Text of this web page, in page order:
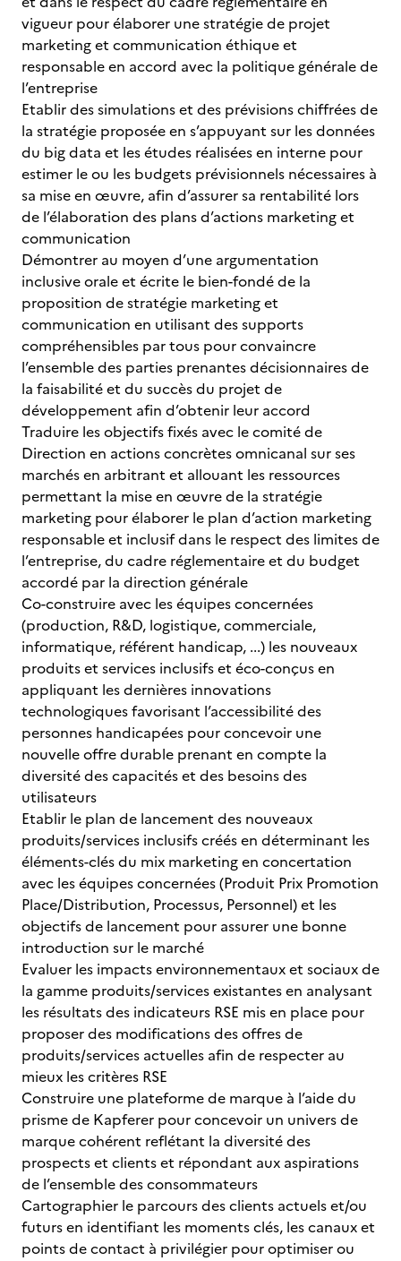
vigueur pour élaborer une stratégie de projet
marketing et communication éthique et
responsable en accord avec la politique générale de
l’entreprise
Etablir des simulations et des prévisions chiffrées de
la stratégie proposée en s’appuyant sur les données
du big data et les études réalisées en interne pour
estimer le ou les budgets prévisionnels nécessaires à
sa mise en œuvre, afin d’assurer sa rentabilité lors
de l’élaboration des plans d’actions marketing et
communication
Démontrer au moyen d’une argumentation
inclusive orale et écrite le bien-fondé de la
proposition de stratégie marketing et
communication en utilisant des supports
compréhensibles par tous pour convaincre
l’ensemble des parties prenantes décisionnaires de
la faisabilité et du succès du projet de
développement afin d’obtenir leur accord
Traduire les objectifs fixés avec le comité de
Direction en actions concrètes omnicanal sur ses
marchés en arbitrant et allouant les ressources
permettant la mise en œuvre de la stratégie
marketing pour élaborer le plan d’action marketing
responsable et inclusif dans le respect des limites de
l’entreprise, du cadre réglementaire et du budget
accordé par la direction générale
Co-construire avec les équipes concernées
(production, R&D, logistique, commerciale,
informatique, référent handicap, ...) les nouveaux
produits et services inclusifs et éco-conçus en
appliquant les dernières innovations
technologiques favorisant l’accessibilité des
personnes handicapées pour concevoir une
nouvelle offre durable prenant en compte la
diversité des capacités et des besoins des
utilisateurs
Etablir le plan de lancement des nouveaux
produits/services inclusifs créés en déterminant les
éléments-clés du mix marketing en concertation
avec les équipes concernées (Produit Prix Promotion
Place/Distribution, Processus, Personnel) et les
objectifs de lancement pour assurer une bonne
introduction sur le marché
Evaluer les impacts environnementaux et sociaux de
la gamme produits/services existantes en analysant
les résultats des indicateurs RSE mis en place pour
proposer des modifications des offres de
produits/services actuelles afin de respecter au
mieux les critères RSE
Construire une plateforme de marque à l’aide du
prisme de Kapferer pour concevoir un univers de
marque cohérent reflétant la diversité des
prospects et clients et répondant aux aspirations
de l’ensemble des consommateurs
Cartographier le parcours des clients actuels et/ou
futurs en identifiant les moments clés, les canaux et
points de contact à privilégier pour optimiser ou